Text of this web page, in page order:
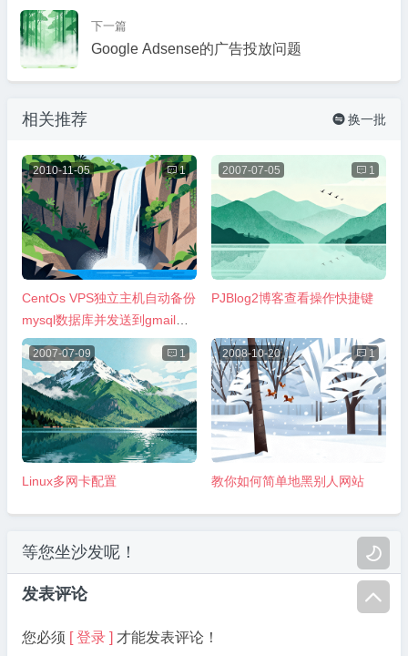


下一篇
Google Adsense的广告投放问题
相关推荐  换一批
2010-11-05  1
CentOs VPS独立主机自动备份
mysql数据库并发送到gmail邮
箱方法
2007-07-05  1
PJBlog2博客查看操作快捷键
2007-07-09  1
Linux多网卡配置
2008-10-20  1
教你如何简单地黑别人网站
等您坐沙发呢！
发表评论
您必须 [ 登录 ] 才能发表评论！